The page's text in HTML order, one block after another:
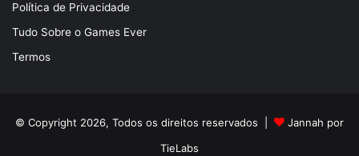
Política de Privacidade
Tudo Sobre o Games Ever
Termos
© Copyright 2026, Todos os direitos reservados |
Jannah por
TieLabs